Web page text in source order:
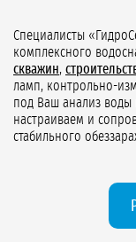
Специалисты
комплексного
скважин,
ламп, контрольно-
под Ваш анализ воды
настраиваем и
стабильного